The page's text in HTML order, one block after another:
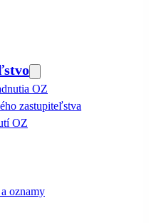
OZ
zastupiteľstva
OZ
oznamy